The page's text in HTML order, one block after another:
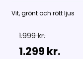
Vit, grönt och rött ljus
1.999 kr.
1.299 kr.